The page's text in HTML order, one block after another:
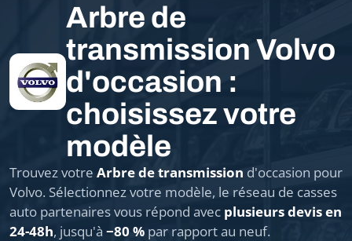
Arbre de
transmission Volvo
d'occasion :
choisissez votre
modèle
Trouvez votre Arbre de transmission d'occasion pour
Volvo. Sélectionnez votre modèle, le réseau de casses
auto partenaires vous répond avec plusieurs devis en
24-48h, jusqu'à −80 % par rapport au neuf.